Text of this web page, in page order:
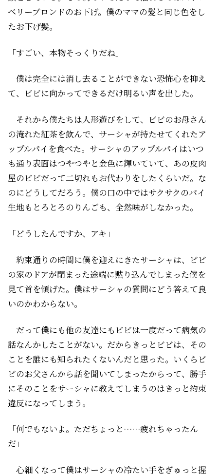
ベリーブロンドのお下げ。僕のママの髪と同じ色をし
たお下げ髪。
「すごい、本物そっくりだね」
僕は完全には消し去ることができない恐怖心を抑え
て、ビビに向かってできるだけ明るい声を出した。
それから僕たちは人形遊びをして、ビビのお母さん
の淹れた紅茶を飲んで、サーシャが持たせてくれたア
ップルパイを食べた。サーシャのアップルパイはいつ
も通り表面はつやつやと金色に輝いていて、あの皮肉
屋のビビだって二切れもお代わりをしたくらいだ。な
のにどうしてだろう。僕の口の中ではサクサクのパイ
生地もとろとろのりんごも、全然味がしなかった。
「どうしたんですか、アキ」
約束通りの時間に僕を迎えにきたサーシャは、ビビ
の家のドアが閉まった途端に黙り込んでしまった僕を
見て首を傾げた。僕はサーシャの質問にどう答えて良
いのかわからない。
だって僕にも他の友達にもビビは一度だって病気の
話なんかしたことがない。だからきっとビビは、その
ことを誰にも知られたくないんだと思った。いくらビ
ビのお父さんから話を聞いてしまったからって、勝手
にそのことをサーシャに教えてしまうのはきっと約束
違反になってしまう。
「何でもないよ。ただちょっと……疲れちゃったん
だ」
心細くなって僕はサーシャの冷たい手をぎゅっと握